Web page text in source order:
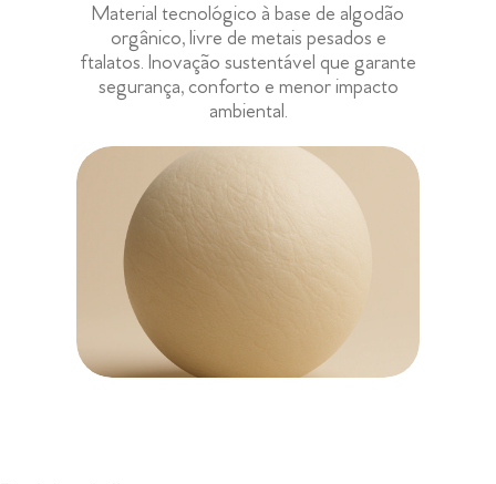
Material tecnológico à base de algodão
orgânico, livre de metais pesados e
ftalatos. Inovação sustentável que garante
segurança, conforto e menor impacto
ambiental.